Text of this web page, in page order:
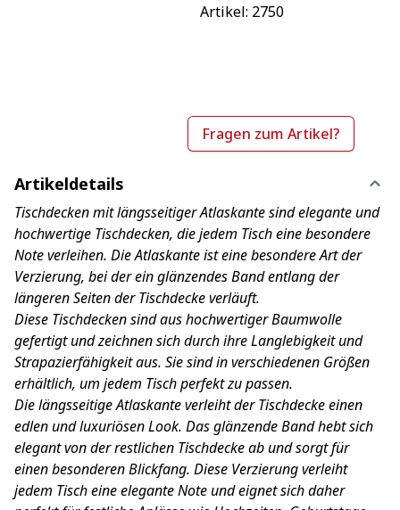
Artikel: 2750
Fragen zum Artikel?
Artikeldetails
Tischdecken mit längsseitiger Atlaskante sind elegante und
hochwertige Tischdecken, die jedem Tisch eine besondere
Note verleihen. Die Atlaskante ist eine besondere Art der
Verzierung, bei der ein glänzendes Band entlang der
längeren Seiten der Tischdecke verläuft.
Diese Tischdecken sind aus hochwertiger Baumwolle
gefertigt und zeichnen sich durch ihre Langlebigkeit und
Strapazierfähigkeit aus. Sie sind in verschiedenen Größen
erhältlich, um jedem Tisch perfekt zu passen.
Die längsseitige Atlaskante verleiht der Tischdecke einen
edlen und luxuriösen Look. Das glänzende Band hebt sich
elegant von der restlichen Tischdecke ab und sorgt für
einen besonderen Blickfang. Diese Verzierung verleiht
jedem Tisch eine elegante Note und eignet sich daher